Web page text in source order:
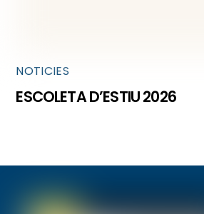
NOTICIES
ESCOLETA D’ESTIU 2026